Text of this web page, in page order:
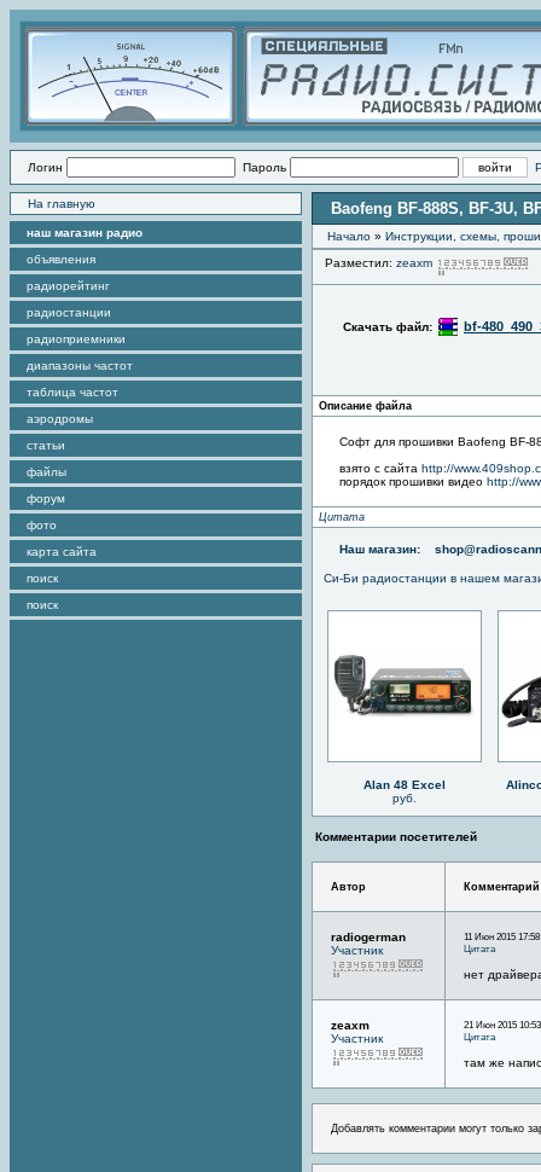
Логин Пароль
На главную
наш магазин радио
объявления
радиорейтинг
радиостанции
радиоприемники
диапазоны частот
таблица частот
аэродромы
статьи
файлы
форум
фото
карта сайта
поиск
поиск
Baofeng BF-888S, BF-3U,
Начало » Инструкции, схемы,
Разместил: zeaxm
Скачать файл: bf-
Описание файла
Софт для прошивки Baofeng BF-
взято с сайта http://
порядок прошивки видео http://
Цитата
Наш магазин:
Си-Би радиостанции в нашем
Alan 48 Excel
руб.
Комментарии посетителей
Автор Комментарий
radiogerman
Участник
11 Июн 2015 17:58
Цитата
нет
zeaxm
Участник
21 Июн 2015 10:53
Цитата
там же
Добавлять комментарии могут только